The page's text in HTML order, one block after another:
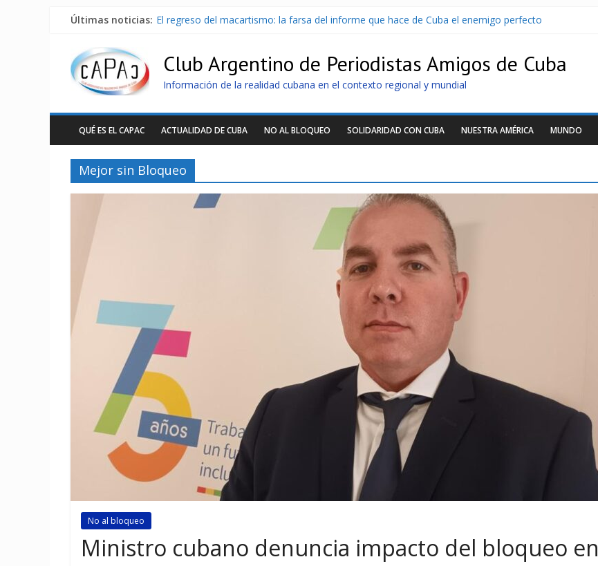
Últimas noticias: El regreso del macartismo: la farsa del informe que hace de Cuba el enemigo perfecto
La Habana avanza en reconexión tras nuevo apagón
Más de 7 000 contenedores impedidos de llegar a Cuba
Club Argentino de Periodistas Amigos de Cuba
Información de la realidad cubana en el contexto regional y mundial
QUÉ ES EL CAPAC ACTUALIDAD DE CUBA NO AL BLOQUEO SOLIDARIDAD CON CUBA NUESTRA AMÉRICA MUNDO
Mejor sin Bloqueo
No al bloqueo
Ministro cubano denuncia impacto del bloqueo en